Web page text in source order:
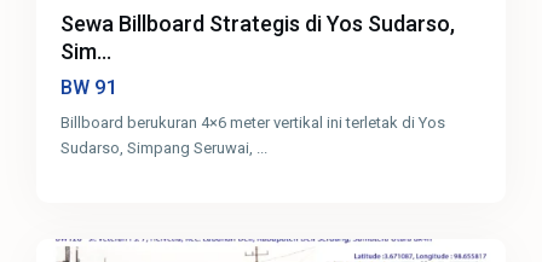
Sewa Billboard Strategis di Yos Sudarso,
Sim...
BW 91
Billboard berukuran 4×6 meter vertikal ini terletak di Yos
Sudarso, Simpang Seruwai,